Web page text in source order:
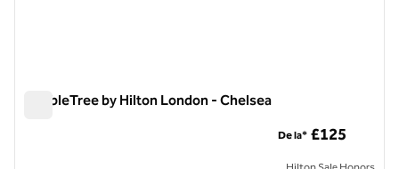
DoubleTree by Hilton London - Chelsea
De la* £125